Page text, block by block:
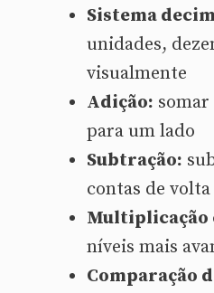
Sistema
unidades,
visualmente
Adição:
para um lado
Subtração:
contas de volta
Multiplicação
níveis mais
Comparação